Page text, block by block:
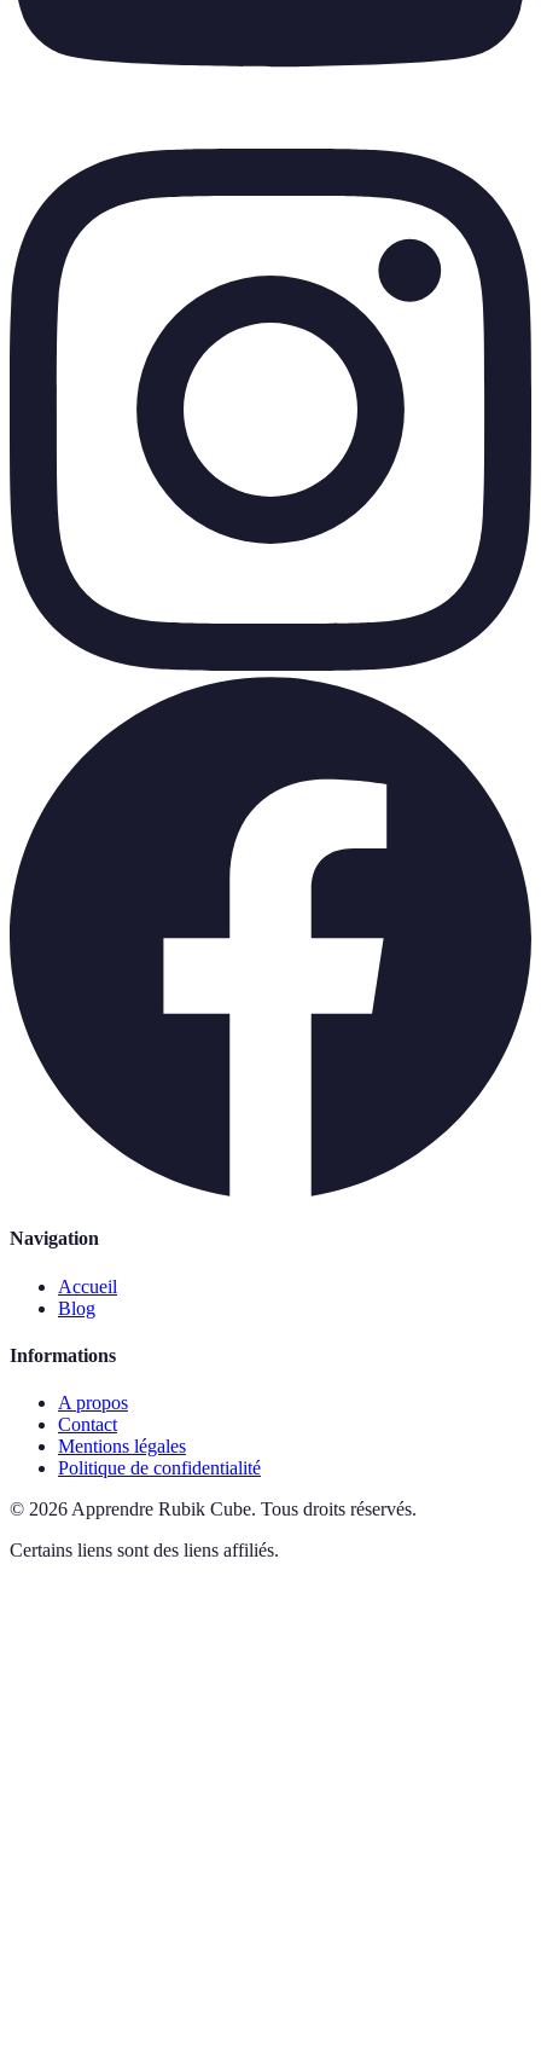
Navigation
Accueil
Blog
Informations
A propos
Contact
Mentions légales
Politique de confidentialité
© 2026 Apprendre Rubik Cube. Tous droits réservés.
Certains liens sont des liens affiliés.